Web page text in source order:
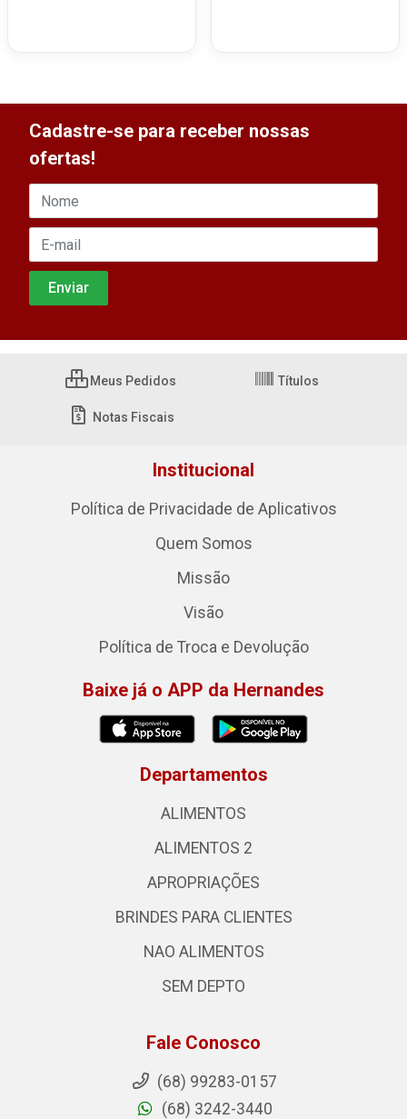
Cadastre-se para receber nossas
ofertas!
Meus Pedidos Títulos
Notas Fiscais
Institucional
Política de Privacidade de Aplicativos
Quem Somos
Missão
Visão
Política de Troca e Devolução
Baixe já o APP da Hernandes
Departamentos
ALIMENTOS
ALIMENTOS 2
APROPRIAÇÕES
BRINDES PARA CLIENTES
NAO ALIMENTOS
SEM DEPTO
Fale Conosco
(68) 99283-0157
(68) 3242-3440